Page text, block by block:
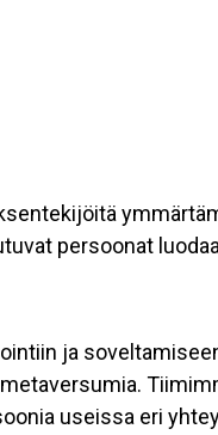
persoonat
ja
useissa eri